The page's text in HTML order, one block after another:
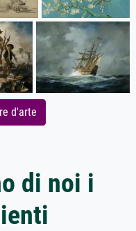
d'arte
di noi i